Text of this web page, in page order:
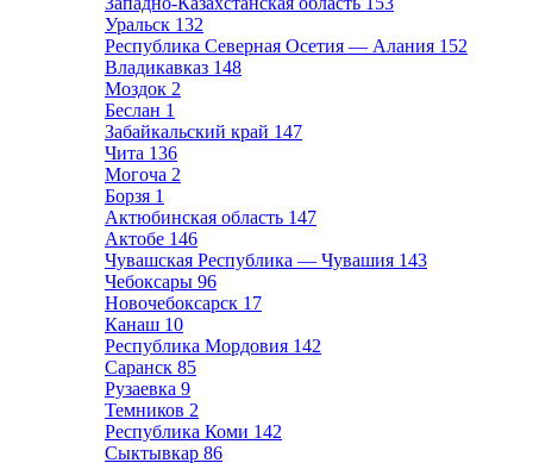
Уральск 132
Республика Северная Осетия — Алания 152
Владикавказ 148
Моздок 2
Беслан 1
Забайкальский край 147
Чита 136
Могоча 2
Борзя 1
Актюбинская область 147
Актобе 146
Чувашская Республика — Чувашия 143
Чебоксары 96
Новочебоксарск 17
Канаш 10
Республика Мордовия 142
Саранск 85
Рузаевка 9
Темников 2
Республика Коми 142
Сыктывкар 86